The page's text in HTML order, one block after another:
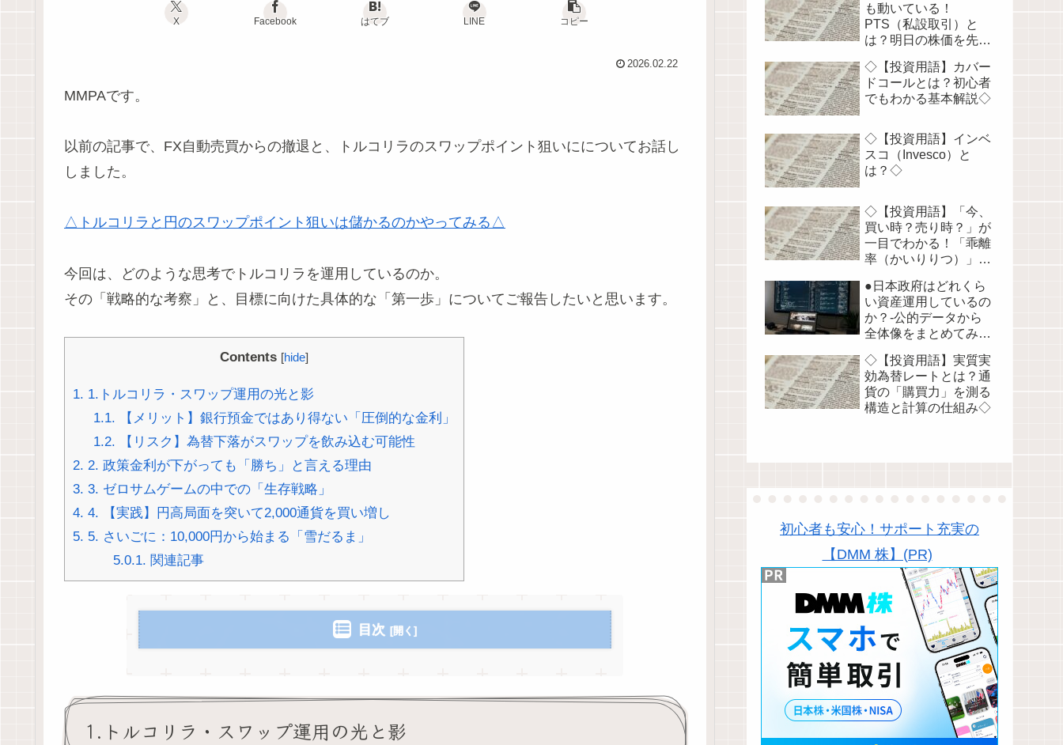
X Facebook はてブ LINE コピー
2026.02.22
MMPAです。
以前の記事で、FX自動売買からの撤退と、トルコリラのスワップポイント狙いにについてお話し
しました。
△トルコリラと円のスワップポイント狙いは儲かるのかやってみる△
今回は、どのような思考でトルコリラを運用しているのか。
その「戦略的な考察」と、目標に向けた具体的な「第一歩」についてご報告したいと思います。
Contents [hide]
1. 1.トルコリラ・スワップ運用の光と影
1.1. 【メリット】銀行預金ではあり得ない「圧倒的な金利」
1.2. 【リスク】為替下落がスワップを飲み込む可能性
2. 2. 政策金利が下がっても「勝ち」と言える理由
3. 3. ゼロサムゲームの中での「生存戦略」
4. 4. 【実践】円高局面を突いて2,000通貨を買い増し
5. 5. さいごに：10,000円から始まる「雪だるま」
5.0.1. 関連記事
目次
1.トルコリラ・スワップ運用の光と影
も動いている！
PTS（私設取引）と
は？明日の株価を先読
◇【投資用語】カバー
ドコールとは？初心者
でもわかる基本解説◇
◇【投資用語】インベ
スコ（Invesco）と
は？◇
◇【投資用語】「今、
買い時？売り時？」が
一目でわかる！「乖離
率（かいりりつ）」を
●日本政府はどれくら
い資産運用しているの
か？-公的データから
全体像をまとめてみま
◇【投資用語】実質実
効為替レートとは？通
貨の「購買力」を測る
構造と計算の仕組み◇
初心者も安心！サポート充実の
【DMM 株】(PR)